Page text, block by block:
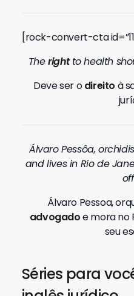
[rock-convert-cta
Therightto health
Deve ser odireito à
Álvaro Pessôa,
and lives in Rio de
Álvaro Pessoa,
advogadoe mora no
seu
Séries para